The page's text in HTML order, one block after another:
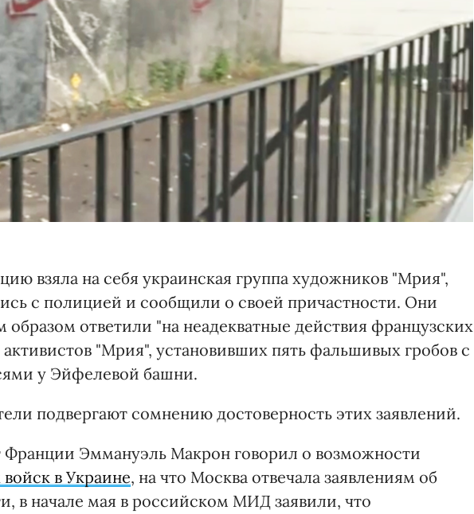
взяла на себя украинская группа художников "Мрия",
с полицией и сообщили о своей причастности. Они
образом ответили "на неадекватные действия французских
"Мрия", установивших пять фальшивых гробов с
у Эйфелевой башни.
подвергают сомнению достоверность этих заявлений.
Эммануэль Макрон говорил о возможности
в Украине, на что Москва отвечала заявлениям об
в начале мая в российском МИД заявили, что